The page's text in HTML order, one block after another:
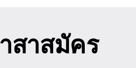
สาสมัคร